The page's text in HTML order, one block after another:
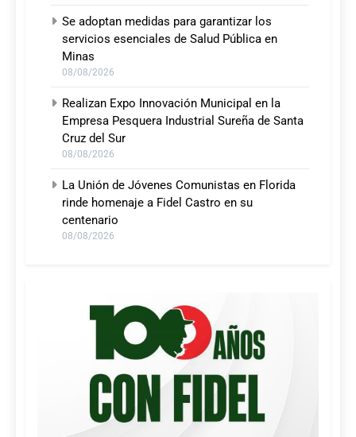
Se adoptan medidas para garantizar los
servicios esenciales de Salud Pública en
Minas
08/08/2026
Realizan Expo Innovación Municipal en la
Empresa Pesquera Industrial Sureña de Santa
Cruz del Sur
08/08/2026
La Unión de Jóvenes Comunistas en Florida
rinde homenaje a Fidel Castro en su
centenario
08/08/2026